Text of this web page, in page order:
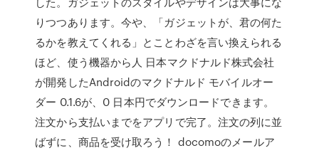
りつつあります。今や、「ガジェットが、君の何た
るかを教えてくれる」とことわざを言い換えられる
ほど、使う機器から人 日本マクドナルド株式会社
が開発したAndroidのマクドナルド モバイルオー
ダー 0.1.6が、0 日本円でダウンロードできます。
注文から支払いまでをアプリで完了。注文の列に並
ばずに、商品を受け取ろう！ docomoのメールア